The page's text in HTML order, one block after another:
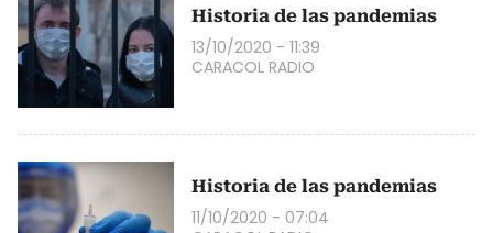
Historia de las pandemias
13/10/2020 - 11:39
CARACOL RADIO
Historia de las pandemias
11/10/2020 - 07:04